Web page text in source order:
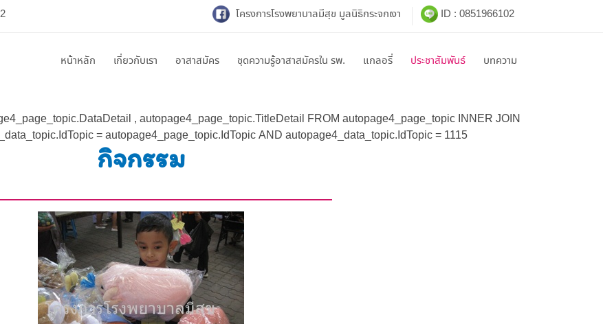
โครงการโรงพยาบาลมีสุข มูลนิธิกระจกเงา ID : 0851966102
หน้าหลัก เกี่ยวกับเรา อาสาสมัคร ชุดความรู้อาสาสมัครใน รพ. แกลอรี่ ประชาสัมพันธ์ บทความ
, autopage4_page_topic.TitleDetail FROM autopage4_page_topic INNER JOIN
= autopage4_page_topic.IdTopic AND autopage4_data_topic.IdTopic = 1115
กิจกรรม